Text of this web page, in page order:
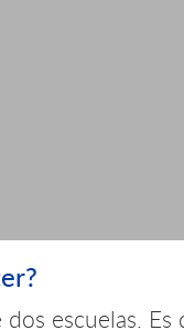
escuelas.